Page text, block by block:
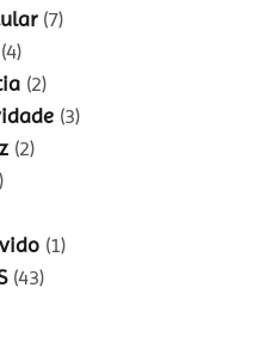
(7)
(2)
(3)
(2)
(1)
(43)